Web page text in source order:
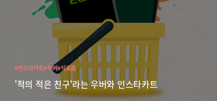
'적의 적은 친구'라는 우버와 인스타카트
#인스타카트#우버#식료품